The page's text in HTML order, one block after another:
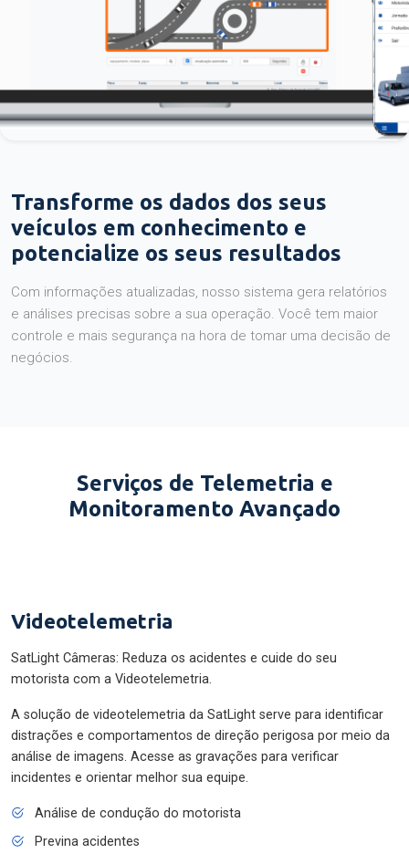
Transforme os dados dos seus
veículos em conhecimento e
potencialize os seus resultados
Com informações atualizadas, nosso sistema gera relatórios
e análises precisas sobre a sua operação. Você tem maior
controle e mais segurança na hora de tomar uma decisão de
negócios.
Serviços de Telemetria e
Monitoramento Avançado
Videotelemetria
SatLight Câmeras: Reduza os acidentes e cuide do seu
motorista com a Videotelemetria.
A solução de videotelemetria da SatLight serve para identificar
distrações e comportamentos de direção perigosa por meio da
análise de imagens. Acesse as gravações para verificar
incidentes e orientar melhor sua equipe.
Análise de condução do motorista
Previna acidentes